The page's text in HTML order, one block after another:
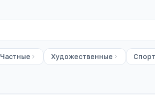
Частные Художественные